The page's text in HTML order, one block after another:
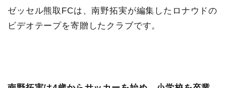
ゼッセル熊取FCは、南野拓実が編集したロナウドの
ビデオテープを寄贈したクラブです。